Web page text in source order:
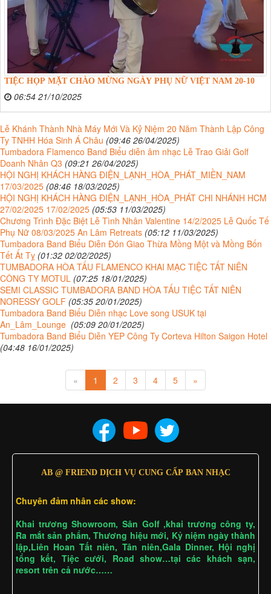
TIỆC HỌP MẶT CHÀO MỪNG NGÀY PHỤ NỮ VIỆT NAM 20-10
06:54 21/10/2025
Lễ Khánh Thành Nhà Máy Mới Và Kỷ Niệm 20 Năm Thành Lập Công
Ty TNHH Hóa Sinh Á Châu (09:46 26/04/2025)
Tumbadora Flamenco Band Biểu diễn âm nhạc Lễ Trao Giải Golf
Doanh Nhân Q3 (09:21 26/04/2025)
HỘI NGHỊ KHÁCH HÀNG ĐIỆN_LẠNH_HÒA_PHÁT_MIỀN_NAM
17/03/2025 (08:46 18/03/2025)
HỘI NGHỊ KHÁCH HÀNG ĐIỆN_LẠNH_HÒA_PHÁT CHI NHÁNH HCM
27/02/2025 17/02/2025 (05:53 11/03/2025)
Chương Trình Đặc Biệt Lễ Tình Nhân Valentine 14/2/2025 Lễ Quốc Tế
Phụ Nữ 08/03/2025 An Lâm Retreats (05:12 11/03/2025)
Tumbadora Band Biểu Diễn Đón Giao Thừa Mồng Một và Mồng Bốn
Tết Ất Tỵ (01:32 02/02/2025)
TUMBADORA HÒA TẤU FLAMENCO KHAI MẠC TIỆC TẤT NIÊN
CÔNG TY MOTUL (07:25 18/01/2025)
SEMI CLASSIC TUMBADORA BAND HÒA TẤU TIỆC TẤT NIÊN
NORESSY GOLF (05:35 20/01/2025)
Tumbadora Band Biểu Diễn nhạc Love song USUK tại
An_Lâm_Lounge (05:09 20/01/2025)
Tumbadora Band Biểu Diễn YEP Công Ty Corteva Hilton Saigon Hotel
(04:48 16/01/2025)
« 1 2 3 4 5 »
AB @ FRIEND DỊCH VỤ CUNG CẤP BAN NHẠC
Chuyên đảm nhân các show:
Khai trương Showroom, Sân Golf ,khai trương công ty,
Ra mắt sản phẩm, Thương hiệu mới, Kỷ niệm ngày thành
lập,Liên Hoan Tất niên, Tân niên,Gala Dinner, Hội nghị
tổng kết, Tiệc cưới, Road show…tại các khách sạn,
resort trên cả nước……